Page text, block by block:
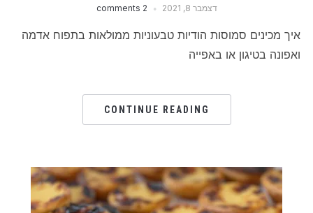
דצמבר 8, 2021 2 comments
איך מכינים סמוסות הודיות טבעוניות ממולאות בתפוח אדמה
ואפונה בטיגון או באפייה
CONTINUE READING